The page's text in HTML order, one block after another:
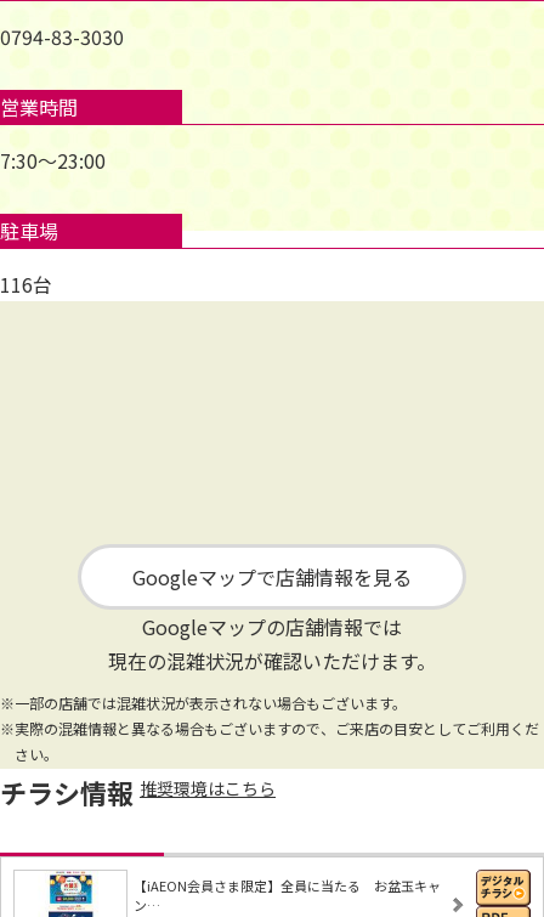
0794-83-3030
営業時間
7:30～23:00
駐車場
116台
Googleマップで店舗情報を見る
Googleマップの店舗情報では
現在の混雑状況が確認いただけます。
※一部の店舗では混雑状況が表示されない場合もございます。
※実際の混雑情報と異なる場合もございますので、ご来店の目安としてご利用くだ
さい。
チラシ情報 推奨環境はこちら
【iAEON会員さま限定】全員に当たる お盆玉キャ
ン…